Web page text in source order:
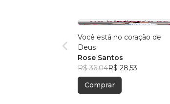
Você está no coração de
Deus
Rose Santos
R$ 36,04R$ 28,53
Comprar